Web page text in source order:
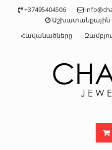
+37495404506
Աշխատանքային
Հավանածները